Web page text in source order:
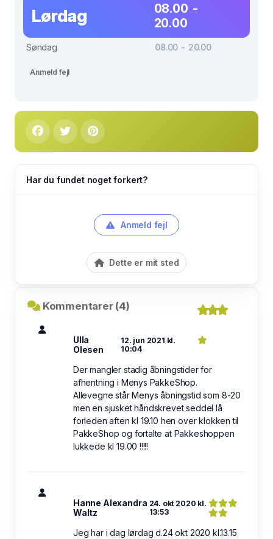
Lørdag
08.00 -
20.00
Søndag 08.00 - 20.00
Anmeld fejl
Har du fundet noget forkert?
Anmeld fejl
Dette er mit sted
Kommentarer (4)
Ulla
Olesen
12. jun 2021 kl.
10:04
Der mangler stadig åbningstider for
afhentning i Menys PakkeShop.
Allevegne står Menys åbningstid som 8-20
men en sjusket håndskrevet seddel lå
forleden aften kl 19.10 hen over klokken til
PakkeShop og fortalte at Pakkeshoppen
lukkede kl 19.00 !!!!!
Hanne Alexandra
Waltz
24. okt 2020 kl.
13:53
Jeg har i dag lørdag d.24 okt 2020 kl.13.15